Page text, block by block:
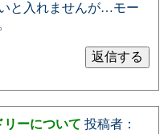
と入れませんが…モー
ーについて 投稿者：